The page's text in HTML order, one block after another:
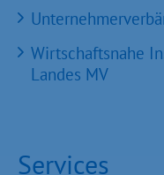
Wirtschaftsnahe
Landes MV
Services